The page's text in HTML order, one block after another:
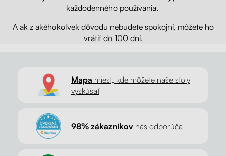
každodenného používania.
A ak z akéhokoľvek dôvodu nebudete spokojní, môžete ho
vrátiť do 100 dní.
Mapa miest, kde môžete naše stoly
vyskúšať
98% zákazníkovnás odporúča